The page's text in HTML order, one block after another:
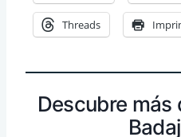
Threads
Descubre más